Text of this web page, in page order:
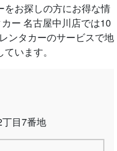
をお探しの方にお得な情
ー 名古屋中川店では10
ンタカーのサービスで地
います。
目7番地